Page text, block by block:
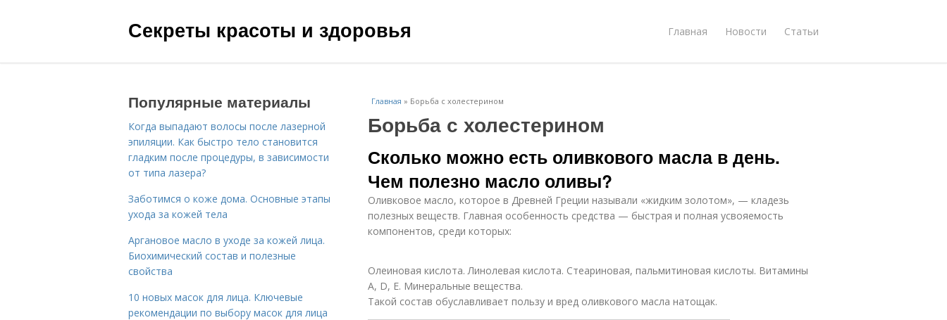
Секреты красоты и здоровья Главная Новости Статьи
Главная » Борьба с холестерином
Борьба с холестерином
Сколько можно есть оливкового масла в день.
Чем полезно масло оливы?
Оливковое масло, которое в Древней Греции называли «жидким золотом», — кладезь
полезных веществ. Главная особенность средства — быстрая и полная усвояемость
компонентов, среди которых:
Олеиновая кислота. Линолевая кислота. Стеариновая, пальмитиновая кислоты. Витамины
А, D, E. Минеральные вещества.
Такой состав обуславливает пользу и вред оливкового масла натощак.
Популярные материалы
Когда выпадают волосы после лазерной
эпиляции. Как быстро тело становится
гладким после процедуры, в зависимости
от типа лазера?
Заботимся о коже дома. Основные этапы
ухода за кожей тела
Аргановое масло в уходе за кожей лица.
Биохимический состав и полезные
свойства
10 новых масок для лица. Ключевые
рекомендации по выбору масок для лица